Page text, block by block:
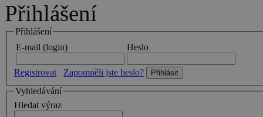
Přihlášení
Přihlášení
E-mail (login)
Heslo
Registrovat
Zapomněli jste heslo?
Vyhledávání
Hledat výraz